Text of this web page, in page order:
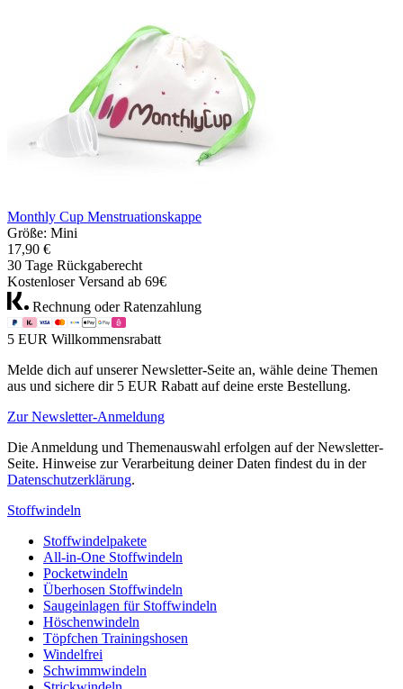
Monthly Cup Menstruationskappe
Größe: Mini
17,90 €
30 Tage Rückgaberecht
Kostenloser Versand ab 69€
Rechnung oder Ratenzahlung
5 EUR Willkommensrabatt
Melde dich auf unserer Newsletter-Seite an, wähle deine Themen
aus und sichere dir 5 EUR Rabatt auf deine erste Bestellung.
Zur Newsletter-Anmeldung
Die Anmeldung und Themenauswahl erfolgen auf der Newsletter-
Seite. Hinweise zur Verarbeitung deiner Daten findest du in der
Datenschutzerklärung.
Stoffwindeln
Stoffwindelpakete
All-in-One Stoffwindeln
Pocketwindeln
Überhosen Stoffwindeln
Saugeinlagen für Stoffwindeln
Höschenwindeln
Töpfchen Trainingshosen
Windelfrei
Schwimmwindeln